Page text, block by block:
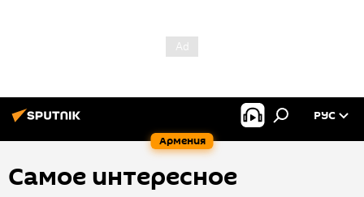
Армения
РУС
Самое интересное